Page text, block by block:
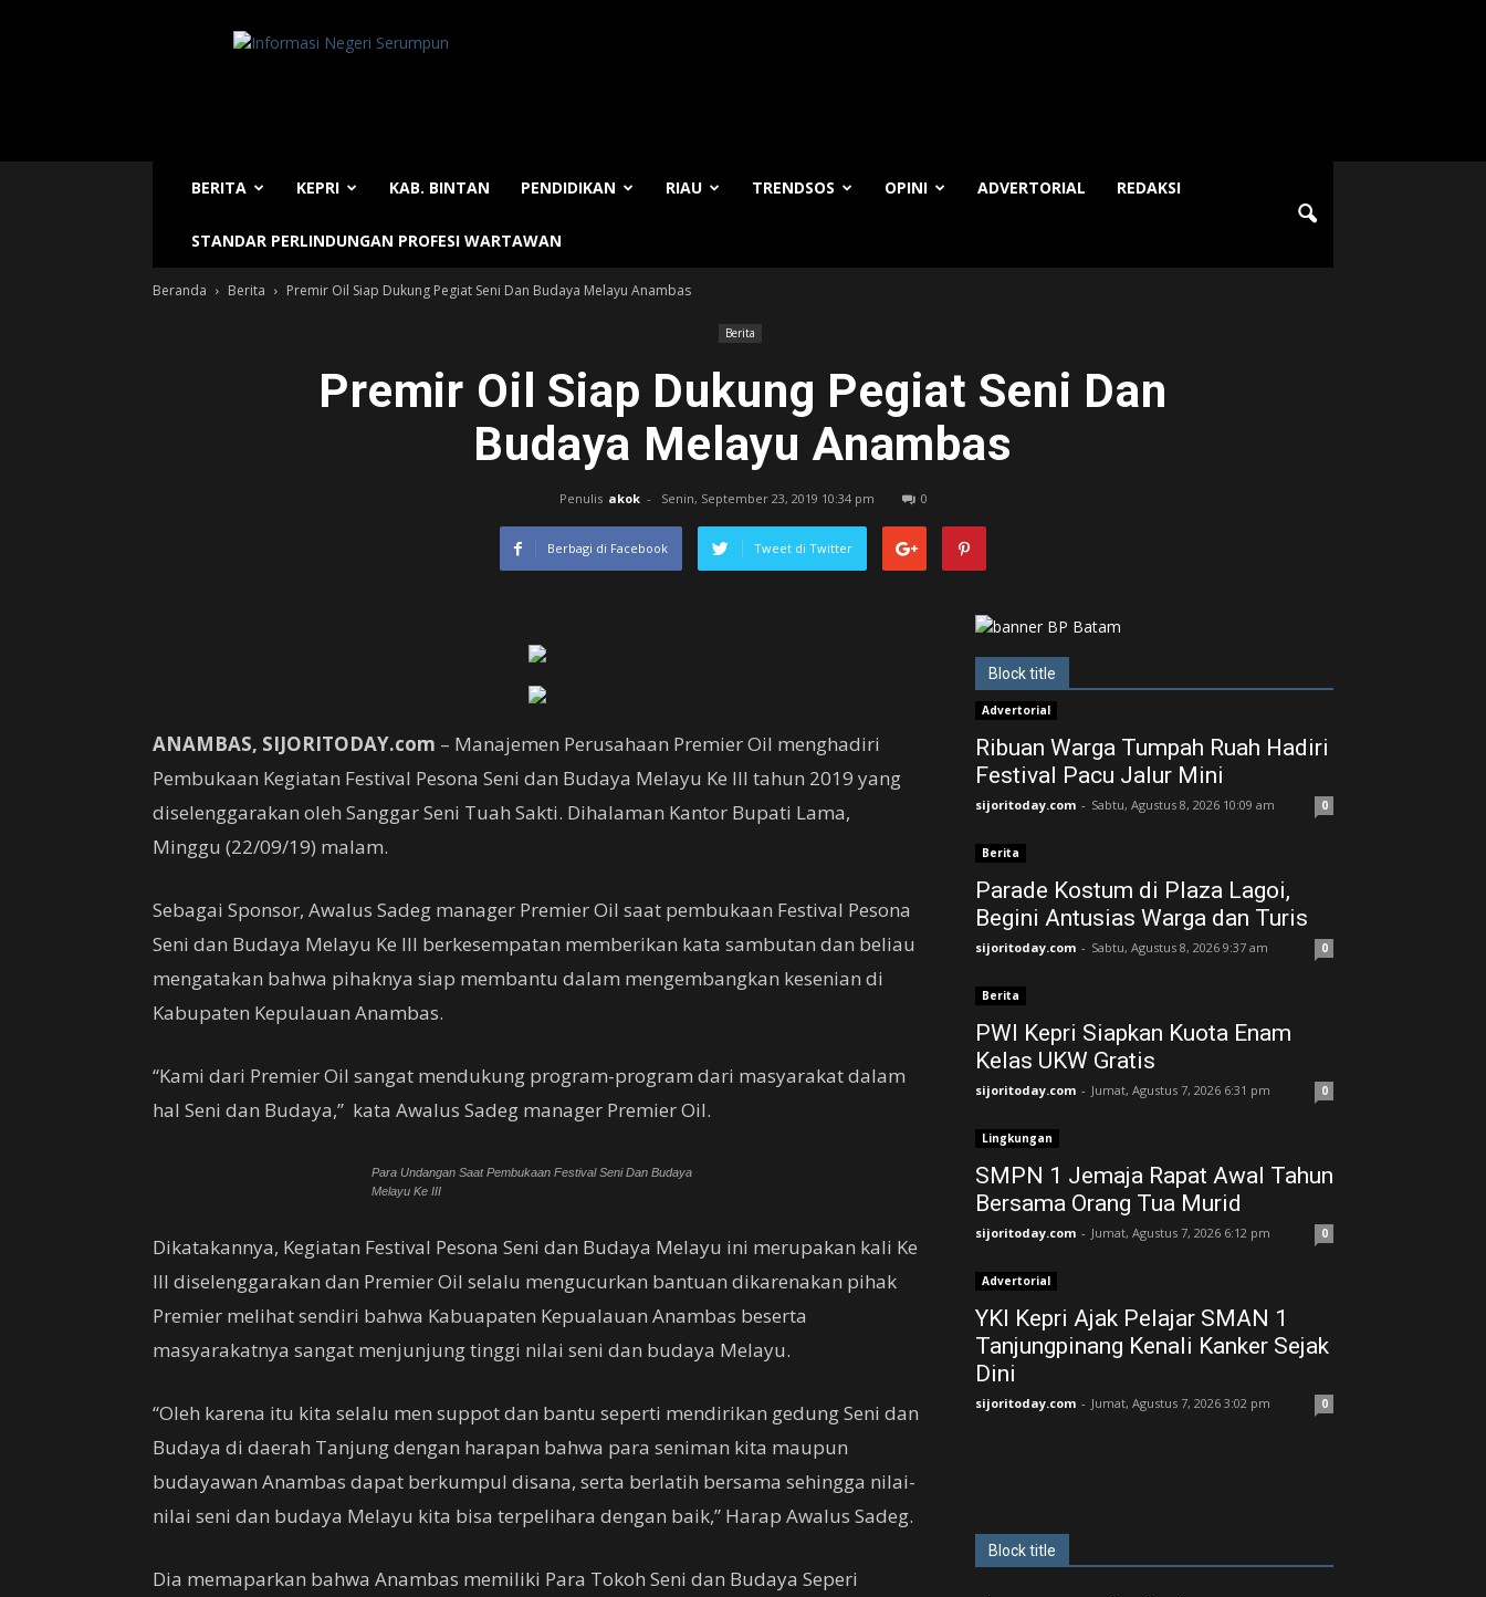
Sijori
BERITA KEPRI KAB. BINTAN PENDIDIKAN RIAU TRENDSOS OPINI ADVERTORIAL REDAKSI
STANDAR PERLINDUNGAN PROFESI WARTAWAN
Beranda Berita Premir Oil Siap Dukung Pegiat Seni Dan Budaya Melayu Anambas
Berita
Premir Oil Siap Dukung Pegiat Seni Dan
Budaya Melayu Anambas
Penulis akok - Senin, September 23, 2019 10:34 pm 0
Berbagi di Facebook Tweet di Twitter
ANAMBAS, SIJORITODAY.com – Manajemen Perusahaan Premier Oil menghadiri
Pembukaan Kegiatan Festival Pesona Seni dan Budaya Melayu Ke III tahun 2019 yang
diselenggarakan oleh Sanggar Seni Tuah Sakti. Dihalaman Kantor Bupati Lama,
Minggu (22/09/19) malam.
Sebagai Sponsor, Awalus Sadeg manager Premier Oil saat pembukaan Festival Pesona
Seni dan Budaya Melayu Ke III berkesempatan memberikan kata sambutan dan beliau
mengatakan bahwa pihaknya siap membantu dalam mengembangkan kesenian di
Kabupaten Kepulauan Anambas.
“Kami dari Premier Oil sangat mendukung program-program dari masyarakat dalam
hal Seni dan Budaya,” kata Awalus Sadeg manager Premier Oil.
Para Undangan Saat Pembukaan Festival Seni Dan Budaya
Melayu Ke III
Dikatakannya, Kegiatan Festival Pesona Seni dan Budaya Melayu ini merupakan kali Ke
III diselenggarakan dan Premier Oil selalu mengucurkan bantuan dikarenakan pihak
Premier melihat sendiri bahwa Kabuapaten Kepualauan Anambas beserta
masyarakatnya sangat menjunjung tinggi nilai seni dan budaya Melayu.
“Oleh karena itu kita selalu men suppot dan bantu seperti mendirikan gedung Seni dan
Budaya di daerah Tanjung dengan harapan bahwa para seniman kita maupun
budayawan Anambas dapat berkumpul disana, serta berlatih bersama sehingga nilai-
nilai seni dan budaya Melayu kita bisa terpelihara dengan baik,” Harap Awalus Sadeg.
Dia memaparkan bahwa Anambas memiliki Para Tokoh Seni dan Budaya Seperi
Block title
Advertorial
Ribuan Warga Tumpah Ruah Hadiri
Festival Pacu Jalur Mini
sijoritoday.com - Sabtu, Agustus 8, 2026 10:09 am 0
Berita
Parade Kostum di Plaza Lagoi,
Begini Antusias Warga dan Turis
sijoritoday.com - Sabtu, Agustus 8, 2026 9:37 am 0
Berita
PWI Kepri Siapkan Kuota Enam
Kelas UKW Gratis
sijoritoday.com - Jumat, Agustus 7, 2026 6:31 pm 0
Lingkungan
SMPN 1 Jemaja Rapat Awal Tahun
Bersama Orang Tua Murid ‎
sijoritoday.com - Jumat, Agustus 7, 2026 6:12 pm 0
Advertorial
YKI Kepri Ajak Pelajar SMAN 1
Tanjungpinang Kenali Kanker Sejak
Dini
sijoritoday.com - Jumat, Agustus 7, 2026 3:02 pm 0
Block title